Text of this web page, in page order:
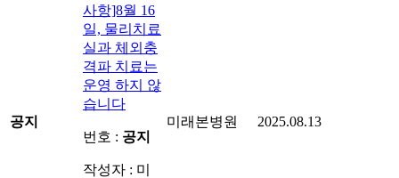
공지
사항]8월 16
일, 물리치료
실과 체외충
격파 치료는
운영 하지 않
습니다
번호 : 공지
작성자 : 미
미래본병원 2025.08.13